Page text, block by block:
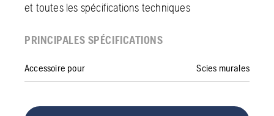
et toutes les spécifications techniques
PRINCIPALES SPÉCIFICATIONS
Accessoire pour Scies murales